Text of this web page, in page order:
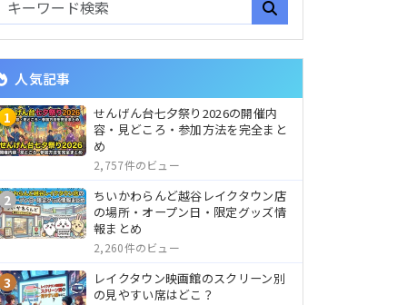
人気記事
1
せんげん台七夕祭り2026の開催内
容・見どころ・参加方法を完全まと
め
2,757件のビュー
2
ちいかわらんど越谷レイクタウン店
の場所・オープン日・限定グッズ情
報まとめ
2,260件のビュー
3
レイクタウン映画館のスクリーン別
の見やすい席はどこ？